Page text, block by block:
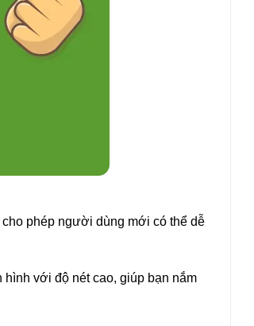
phép người dùng mới có thể dễ
hình với độ nét cao, giúp bạn nắm